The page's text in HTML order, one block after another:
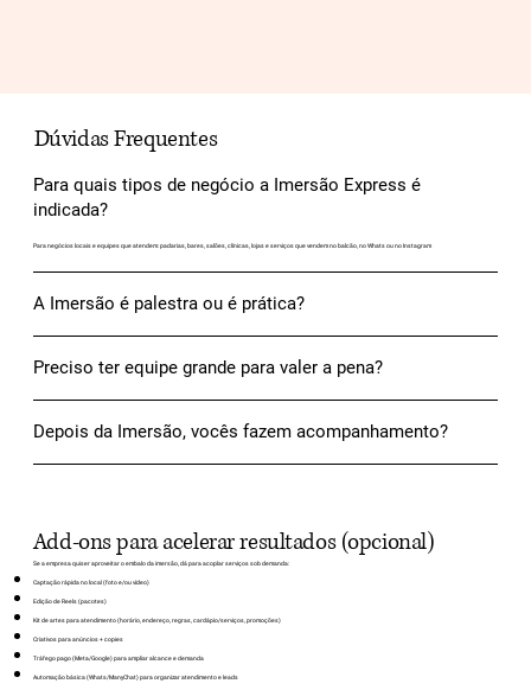
Add-ons para acelerar resultados (opcional)
Se a empresa quiser aproveitar o embalo da imersão, dá para acoplar serviços sob demanda:
Captação rápida no local (foto e/ou vídeo)
Edição de Reels (pacotes)
Kit de artes para atendimento (horário, endereço, regras, cardápio/serviços, promoções)
Criativos para anúncios + copies
Tráfego pago (Meta/Google) para ampliar alcance e demanda
Automação básica (Whats/ManyChat) para organizar atendimento e leads
Dúvidas Frequentes
Para quais tipos de negócio a Imersão Express é
indicada?
Para negócios locais e equipes que atendem: padarias, bares, salões, clínicas, lojas e serviços que vendem no balcão, no Whats ou no Instagram
A Imersão é palestra ou é prática?
Preciso ter equipe grande para valer a pena?
Depois da Imersão, vocês fazem acompanhamento?